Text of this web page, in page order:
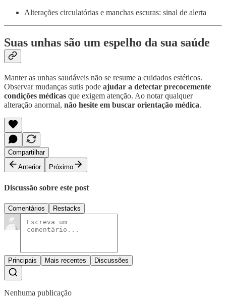
Alterações circulatórias e manchas escuras: sinal de alerta
Suas unhas são um espelho da sua saúde
Manter as unhas saudáveis não se resume a cuidados estéticos.
Observar mudanças sutis pode ajudar a detectar precocemente
condições médicas que exigem atenção. Ao notar qualquer
alteração anormal, não hesite em buscar orientação médica.
Compartilhar
Anterior
Próximo
Discussão sobre este post
Comentários Restacks
Principais Mais recentes Discussões
Nenhuma publicação